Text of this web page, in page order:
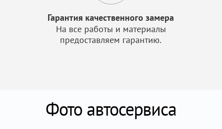
Гарантия качественного замера
На все работы и материалы
предоставляем гарантию.
Фото автосервиса